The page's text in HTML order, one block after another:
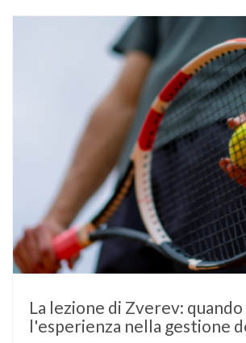
glucosio lo aveva portato …
La lezione di Zverev:
l'esperienza nella gestione